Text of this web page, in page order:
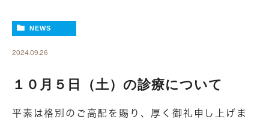
NEWS
2024.09.26
１０月５日（土）の診療について
平素は格別のご高配を賜り、厚く御礼申し上げま